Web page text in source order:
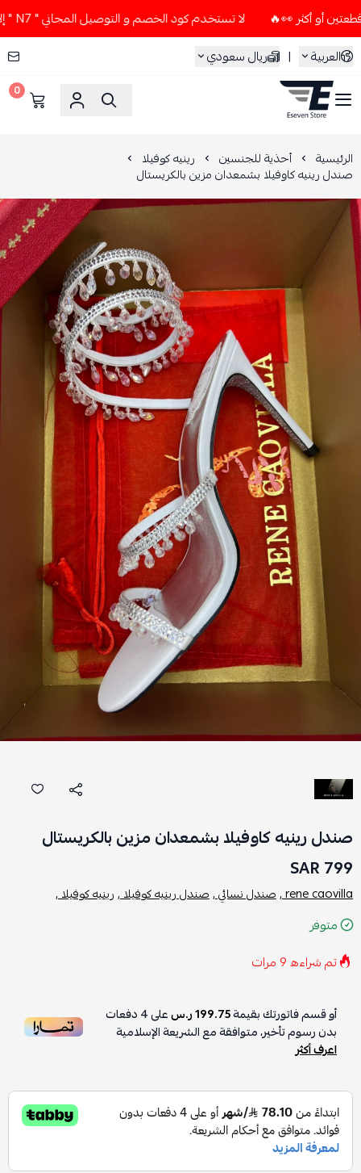
لا تستخدم كود الخصم و التوصيل المجاني " N7 " إلا إذا طلبت قطعتين أو أكثر 👀🔥
العربية
| ريال سعودي
ESEVEN STORE
0
الرئيسية أحذية للجنسين رينيه كوفيلا
صندل رينيه كاوفيلا بشمعدان مزين بالكريستال
صندل رينيه كاوفيلا بشمعدان مزين بالكريستال
799 SAR
rene caovilla , صندل نسائي ,صندل رينيه كوفيلا ,رينيه كوفيلا ,
متوفر
تم شراءه9مرات
أو قسم فاتورتك بقيمة199.75 ر.س على4دفعات
بدون رسوم تأخير، متوافقة مع الشريعة الإسلامية
اعرف أكثر